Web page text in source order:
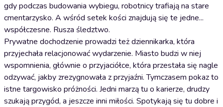
gdy podczas budowania wybiegu, robotnicy trafiają na stare
cmentarzysko. A wśród setek kości znajdują się te jedne...
współczesne. Rusza śledztwo.
Prywatne dochodzenie prowadzi też dziennikarka, która
przyjechała relacjonować wydarzenie. Miasto budzi w niej
wspomnienia, głównie o przyjaciółce, która przestała się nagle
odzywać, jakby zrezygnowała z przyjaźni. Tymczasem pokaz to
istne targowisko próżności. Jedni marzą tu o karierze, drudzy
szukają przygód, a jeszcze inni miłości. Spotykają się tu dobre i